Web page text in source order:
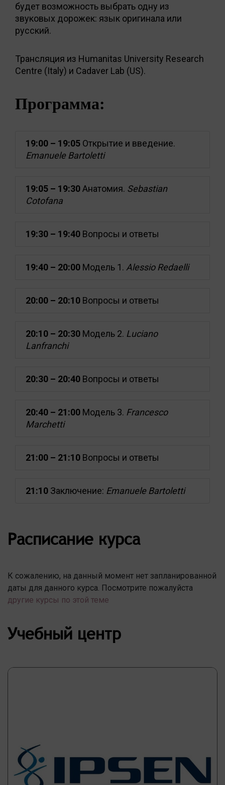
будет возможность выбрать одну из
звуковых дорожек: язык оригинала или
русский.
Трансляция из Humanitas University Research
Centre (Italy) и Cadaver Lab (US).
Программа:
19:00 – 19:05 Открытие и введение.
Emanuele Bartoletti
19:05 – 19:30Анатомия. Sebastian
Cotofana
19:30 – 19:40 Вопросы и ответы
19:40 – 20:00 Модель 1. Alessio Redaelli
20:00 – 20:10 Вопросы и ответы
20:10 – 20:30 Модель 2. Luciano
Lanfranchi
20:30 – 20:40 Вопросы и ответы
20:40 – 21:00 Модель 3. Francesco
Marchetti
21:00 – 21:10 Вопросы и ответы
21:10 Заключение: Emanuele Bartoletti
Расписание курса
К сожалению, на данный момент нет запланированной
даты для данного курса. Посмотрите пожалуйста
другие курсы по этой теме
Учебный центр